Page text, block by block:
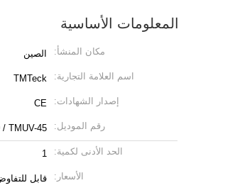
المعلومات الأساسية
مكان المنشأ: الصين
اسم العلامة التجارية: TMTeck
إصدار الشهادات: CE
رقم الموديل: / TMUV-45
الحد الأدنى لكمية: 1
الأسعار: قابل